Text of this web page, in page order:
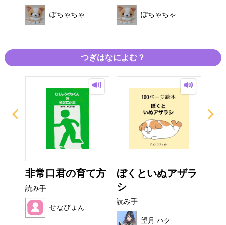
ぽちゃちゃ ぽちゃちゃ
つぎはなによむ？
非常口君の育て方
読み手
せなぴょん
ぼくといぬアザラ
シ
読み手
望月 ハク